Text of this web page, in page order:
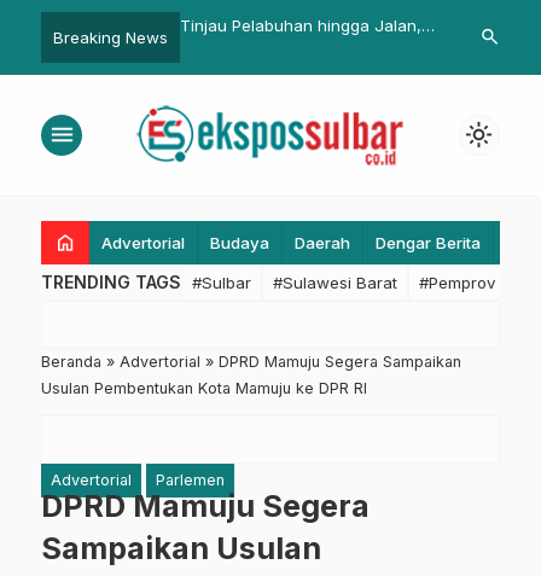
Breaking News
Pastikan
Tepat
Yaumil Nakhodai Tim
Pasangkayu
Pemkesra
Penetapan
search
menu light_mode
home Advertorial Budaya Daerah Dengar Berita
TRENDING TAGS #Sulbar #Sulawesi Barat #Pemprov
Beranda » Advertorial » DPRD Mamuju Segera Sampaikan
Usulan Pembentukan Kota Mamuju ke DPR RI
Advertorial Parlemen
DPRD Mamuju Segera
Sampaikan Usulan